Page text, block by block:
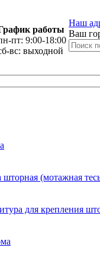
работы
пт: 9:00-18:00
вс: выходной
Наш
Ваш
шторная (мотажная
для крепления